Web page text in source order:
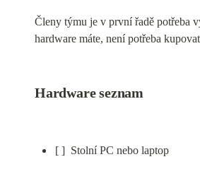
Členy týmu je v první řadě potřeba
hardware máte, není potřeba
Hardware seznam
[ ]  Stolní PC nebo laptop